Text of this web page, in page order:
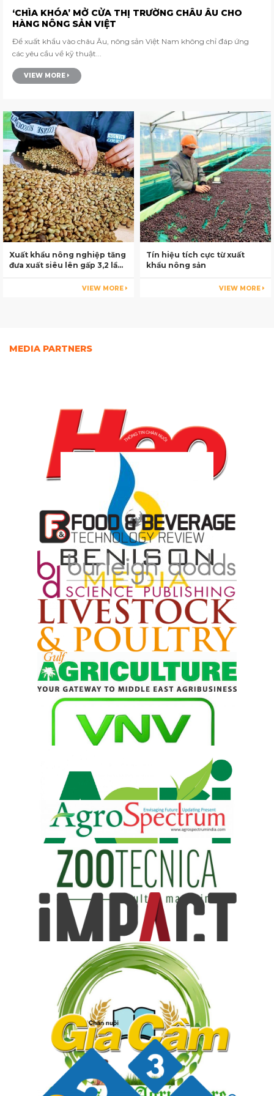
‘CHÌA KHÓA’ MỞ CỬA THỊ TRƯỜNG CHÂU ÂU CHO
HÀNG NÔNG SẢN VIỆT
Để xuất khẩu vào châu Âu, nông sản Việt Nam không chỉ đáp ứng
các yêu cầu về kỹ thuật...
VIEW MORE
Xuất khẩu nông nghiệp tăng
đưa xuất siêu lên gấp 3,2 lần,
VIEW MORE
Tín hiệu tích cực từ xuất
khẩu nông sản
VIEW MORE
MEDIA PARTNERS